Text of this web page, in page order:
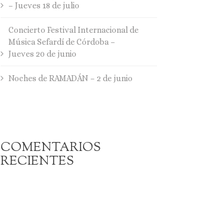
– Jueves 18 de julio
Concierto Festival Internacional de
Música Sefardí de Córdoba –
Jueves 20 de junio
Noches de RAMADÁN – 2 de junio
COMENTARIOS
RECIENTES